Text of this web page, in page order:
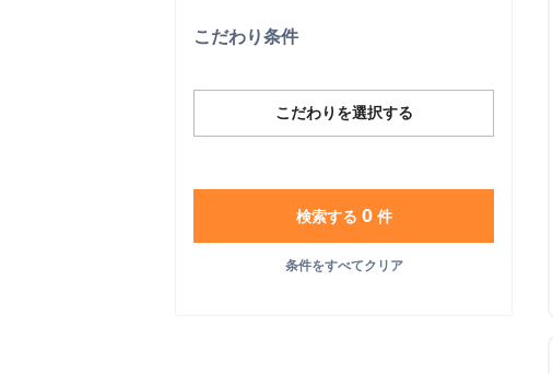
こだわり条件
こだわりを選択する
検索する 0件
条件をすべてクリア